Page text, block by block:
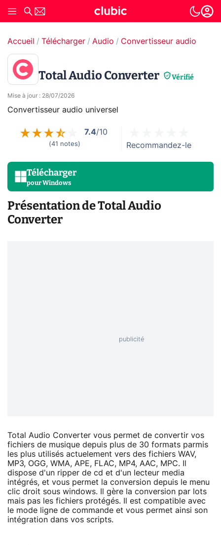
Accueil Télécharger Audio Convertisseur audio
Total Audio Converter Vérifié
Mise à jour : 28/07/2026
Convertisseur audio universel
7.4/10
(41 notes) Recommandez-le
Télécharger
pourWindows
Présentation de Total Audio
Converter
Total Audio Converter vous permet de convertir vos
fichiers de musique depuis plus de 30 formats parmis
les plus utilisés actuelement vers des fichiers WAV,
MP3, OGG, WMA, APE, FLAC, MP4, AAC, MPC. Il
dispose d'un ripper de cd et d'un lecteur media
intégrés, et vous permet la conversion depuis le menu
clic droit sous windows. Il gère la conversion par lots
mais pas les fichiers protégés. Il est compatible avec
le mode ligne de commande et vous permet ainsi son
intégration dans vos scripts.